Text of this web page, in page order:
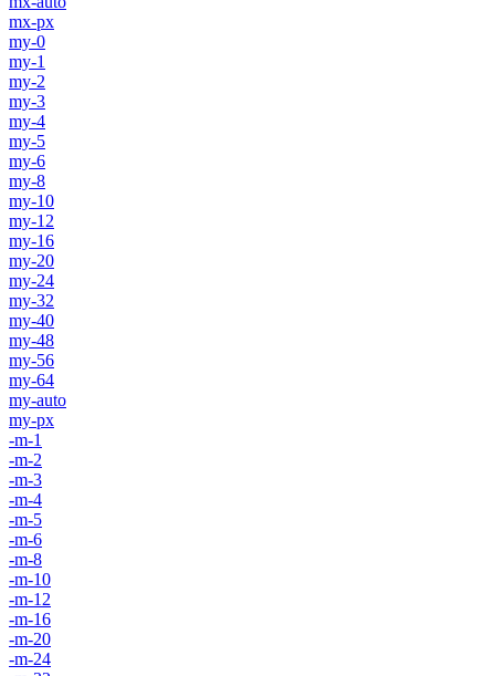
mx-px
my-0
my-1
my-2
my-3
my-4
my-5
my-6
my-8
my-10
my-12
my-16
my-20
my-24
my-32
my-40
my-48
my-56
my-64
my-auto
my-px
-m-1
-m-2
-m-3
-m-4
-m-5
-m-6
-m-8
-m-10
-m-12
-m-16
-m-20
-m-24